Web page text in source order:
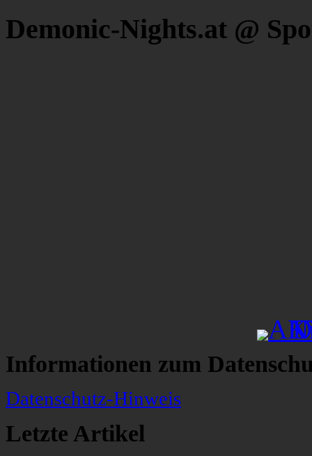
Demonic-Nights.at @
Informationen zum
Datenschutz-Hinweis
Letzte Artikel